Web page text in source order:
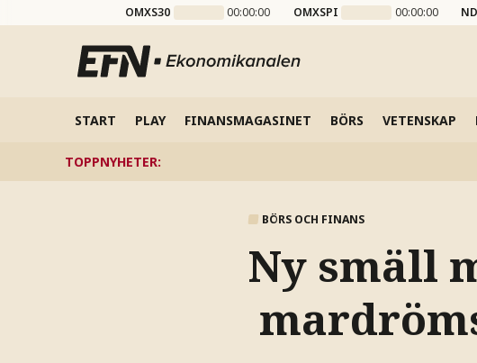
OMXS30 00:00:00 OMXSPI 00:00:00
START PLAY FINANSMAGASINET BÖRS VETENSKAP
TOPPNYHETER:
BÖRS OCH FINANS
Ny smäll